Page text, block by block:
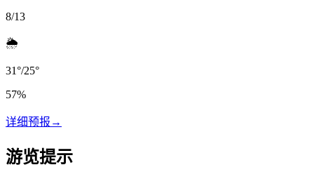
8/13
🌦️
31°/25°
57%
详细预报 →
游览提示